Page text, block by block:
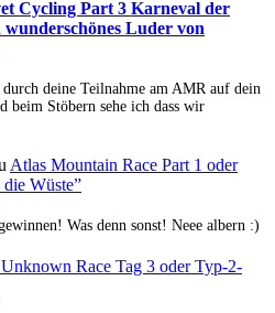
Cycling Part 3 Karneval der
Luder von
deine Teilnahme am AMR auf dein
beim Stöbern sehe ich dass wir
Atlas Mountain Race Part 1 oder
Wüste”
Was denn sonst! Neee albern :)
Race Tag 3 oder Typ-2-